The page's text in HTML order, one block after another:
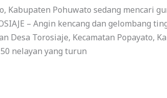
Kabupaten Pohuwato sedang mencari
– Angin kencang dan gelombang
Torosiaje, Kecamatan Popayato,
nelayan yang turun